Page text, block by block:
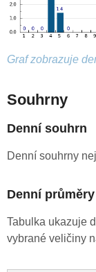
Graf zobrazuje
Souhrny
Denní souhrn
Denní souhrny
Denní průměry
Tabulka ukazuje
vybrané veličiny